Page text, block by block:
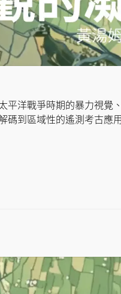
平洋戰爭時期的暴力視覺
碼到區域性的遙測考古應